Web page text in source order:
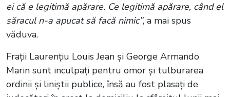
ei că e legitimă apărare. Ce legitimă apărare, când el
săracul n-a apucat să facă nimic”, a mai spus
văduva.
Frații Laurențiu Louis Jean și George Armando
Marin sunt inculpați pentru omor și tulburarea
ordinii și liniștii publice, însă au fost plasați de